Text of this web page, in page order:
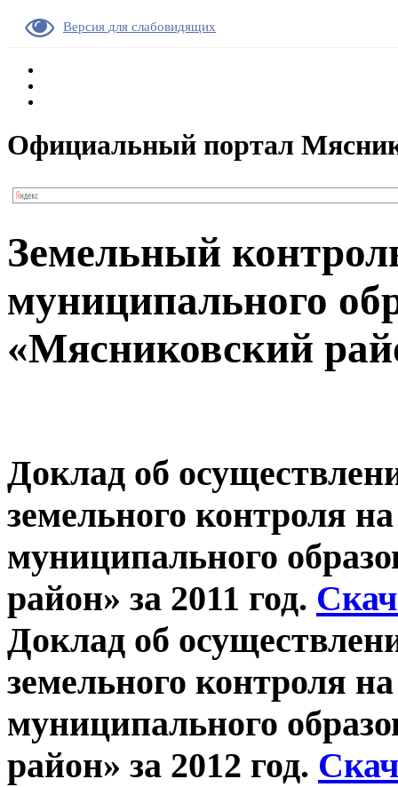
Версия для слабовидящих
Официальный портал
Земельный
муниципального
«Мясниковский
Доклад об
земельного контроля
муниципального
район» за 2011 год.
Доклад об
земельного контроля
муниципального
район» за 2012 год.